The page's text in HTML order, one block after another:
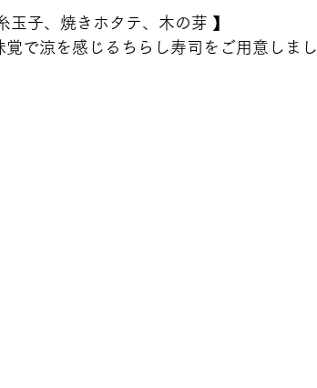
玉子、焼きホタテ、木の芽 】
で涼を感じるちらし寿司をご用意しまし